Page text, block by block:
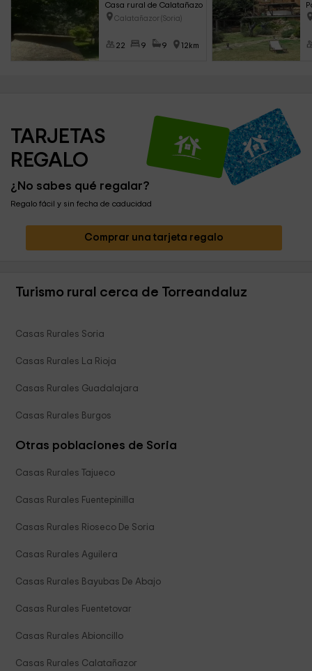
Casa rural de Calatañazor
Calatañazor (Soria)
22 9 9 12km
TARJETAS
REGALO
¿No sabes qué regalar?
Regalo fácil y sin fecha de caducidad
Comprar una tarjeta regalo
Turismo rural cerca de Torreandaluz
Casas Rurales Soria
Casas Rurales La Rioja
Casas Rurales Guadalajara
Casas Rurales Burgos
Otras poblaciones de Soria
Casas Rurales Tajueco
Casas Rurales Fuentepinilla
Casas Rurales Rioseco De Soria
Casas Rurales Aguilera
Casas Rurales Bayubas De Abajo
Casas Rurales Fuentetovar
Casas Rurales Abioncillo
Casas Rurales Calatañazor